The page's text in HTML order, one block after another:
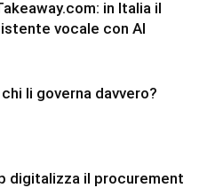
in Italia il
vocale con AI
li governa davvero?
digitalizza il procurement